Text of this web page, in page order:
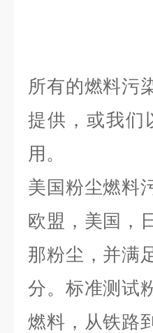
所有的燃料污
提供，或我们
用。
美国粉尘燃料
欧盟，美国，
那粉尘，并满
分。标准测试
燃料，从铁路